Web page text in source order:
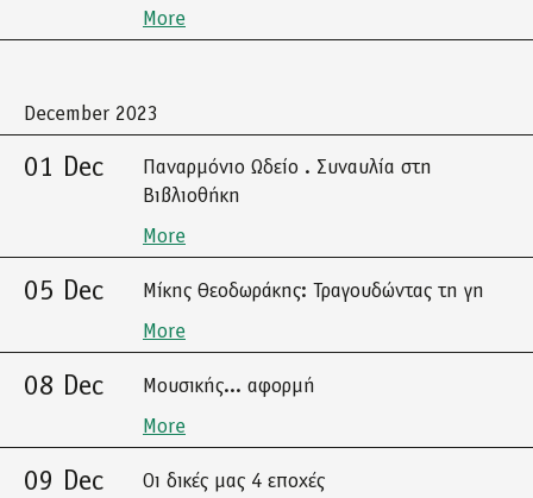
More
December 2023
01 Dec
Παναρμόνιο Ωδείο . Συναυλία στη
Βιβλιοθήκη
More
05 Dec
Μίκης Θεοδωράκης: Τραγουδώντας τη γη
More
08 Dec
Μουσικής... αφορμή
More
09 Dec
Οι δικές μας 4 εποχές